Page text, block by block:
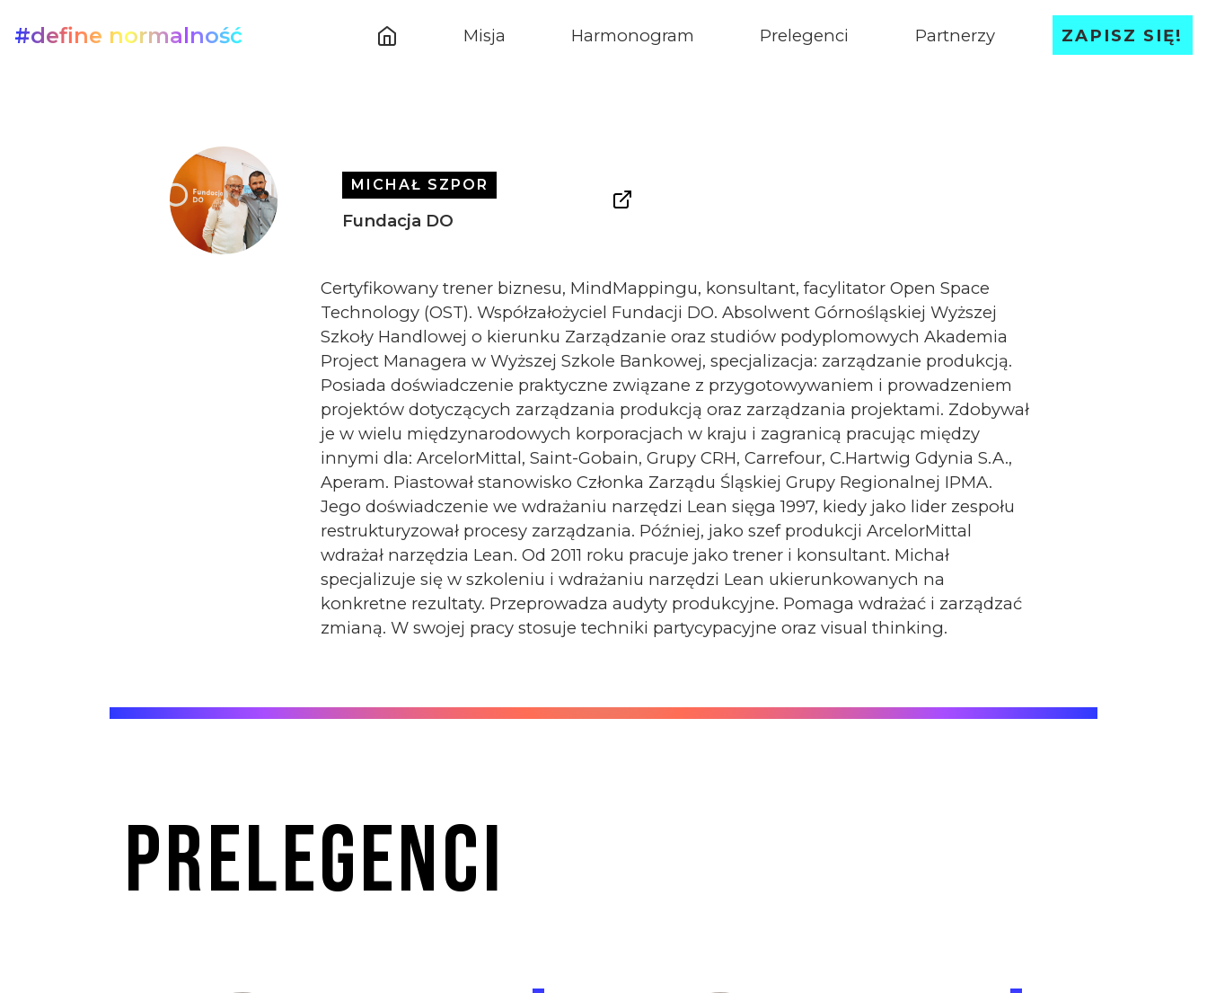
#define normalność Misja Harmonogram Prelegenci Partnerzy ZAPISZ SIĘ!
MICHAŁ SZPOR
Fundacja DO
Certyfikowany trener biznesu, MindMappingu, konsultant, facylitator Open Space
Technology (OST). Współzałożyciel Fundacji DO. Absolwent Górnośląskiej Wyższej
Szkoły Handlowej o kierunku Zarządzanie oraz studiów podyplomowych Akademia
Project Managera w Wyższej Szkole Bankowej, specjalizacja: zarządzanie produkcją.
Posiada doświadczenie praktyczne związane z przygotowywaniem i prowadzeniem
projektów dotyczących zarządzania produkcją oraz zarządzania projektami. Zdobywał
je w wielu międzynarodowych korporacjach w kraju i zagranicą pracując między
innymi dla: ArcelorMittal, Saint-Gobain, Grupy CRH, Carrefour, C.Hartwig Gdynia S.A.,
Aperam. Piastował stanowisko Członka Zarządu Śląskiej Grupy Regionalnej IPMA.
Jego doświadczenie we wdrażaniu narzędzi Lean sięga 1997, kiedy jako lider zespołu
restrukturyzował procesy zarządzania. Później, jako szef produkcji ArcelorMittal
wdrażał narzędzia Lean. Od 2011 roku pracuje jako trener i konsultant. Michał
specjalizuje się w szkoleniu i wdrażaniu narzędzi Lean ukierunkowanych na
konkretne rezultaty. Przeprowadza audyty produkcyjne. Pomaga wdrażać i zarządzać
zmianą. W swojej pracy stosuje techniki partycypacyjne oraz visual thinking.
Prelegenci